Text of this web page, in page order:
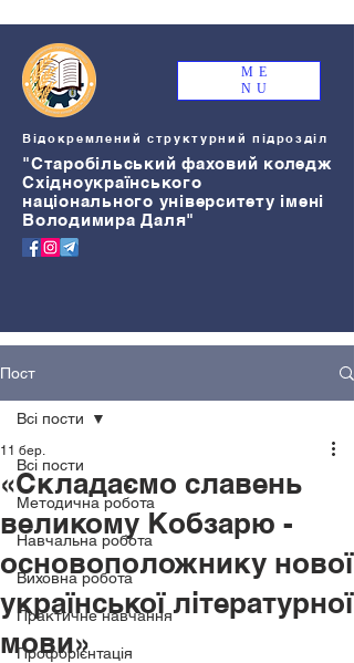
ME
NU
Відокремлений структурний підрозділ
"Старобільський фаховий коледж
Східноукраїнського
національного університету імені
Володимира Даля"
Пост
Всі пости
Методична робота
Навчальна робота
Виховна робота
Практичне навчання
Профорієнтація
Всі пости
«Складаємо славень
великому Кобзарю -
основоположнику нової
української літературної
мови»
11 бер.